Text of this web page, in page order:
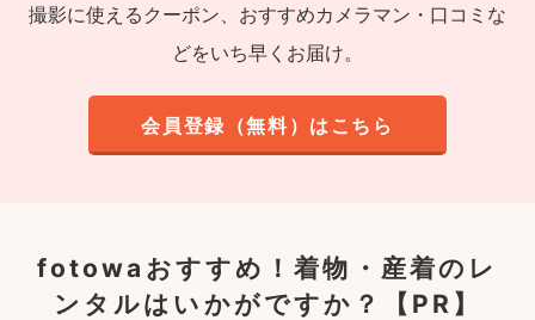
撮影に使えるクーポン、おすすめカメラマン・口コミな
どをいち早くお届け。
会員登録（無料）はこちら
fotowaおすすめ！着物・産着のレ
ンタルはいかがですか？【PR】